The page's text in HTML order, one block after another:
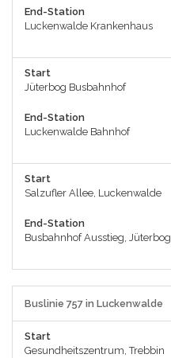
End-Station
Luckenwalde Krankenhaus
Start
Jüterbog Busbahnhof
End-Station
Luckenwalde Bahnhof
Start
Salzufler Allee, Luckenwalde
End-Station
Busbahnhof Ausstieg, Jüterbog
Buslinie 757 in Luckenwalde
Start
Gesundheitszentrum, Trebbin